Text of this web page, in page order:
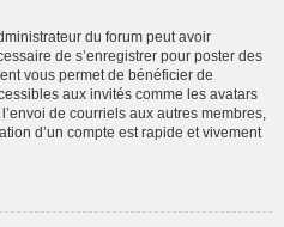
du forum peut avoir
de s’enregistrer pour poster des
vous permet de bénéficier de
aux invités comme les avatars
de courriels aux autres membres,
d’un compte est rapide et vivement